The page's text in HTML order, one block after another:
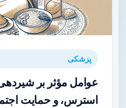
پزشکی
عوامل مؤثر بر
استرس، و حمایت